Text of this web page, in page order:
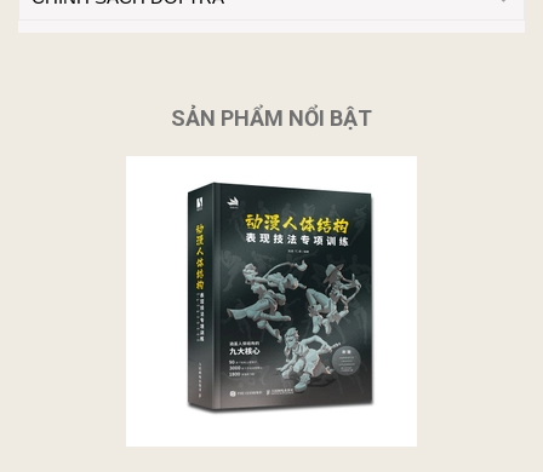
SẢN PHẨM NỔI BẬT